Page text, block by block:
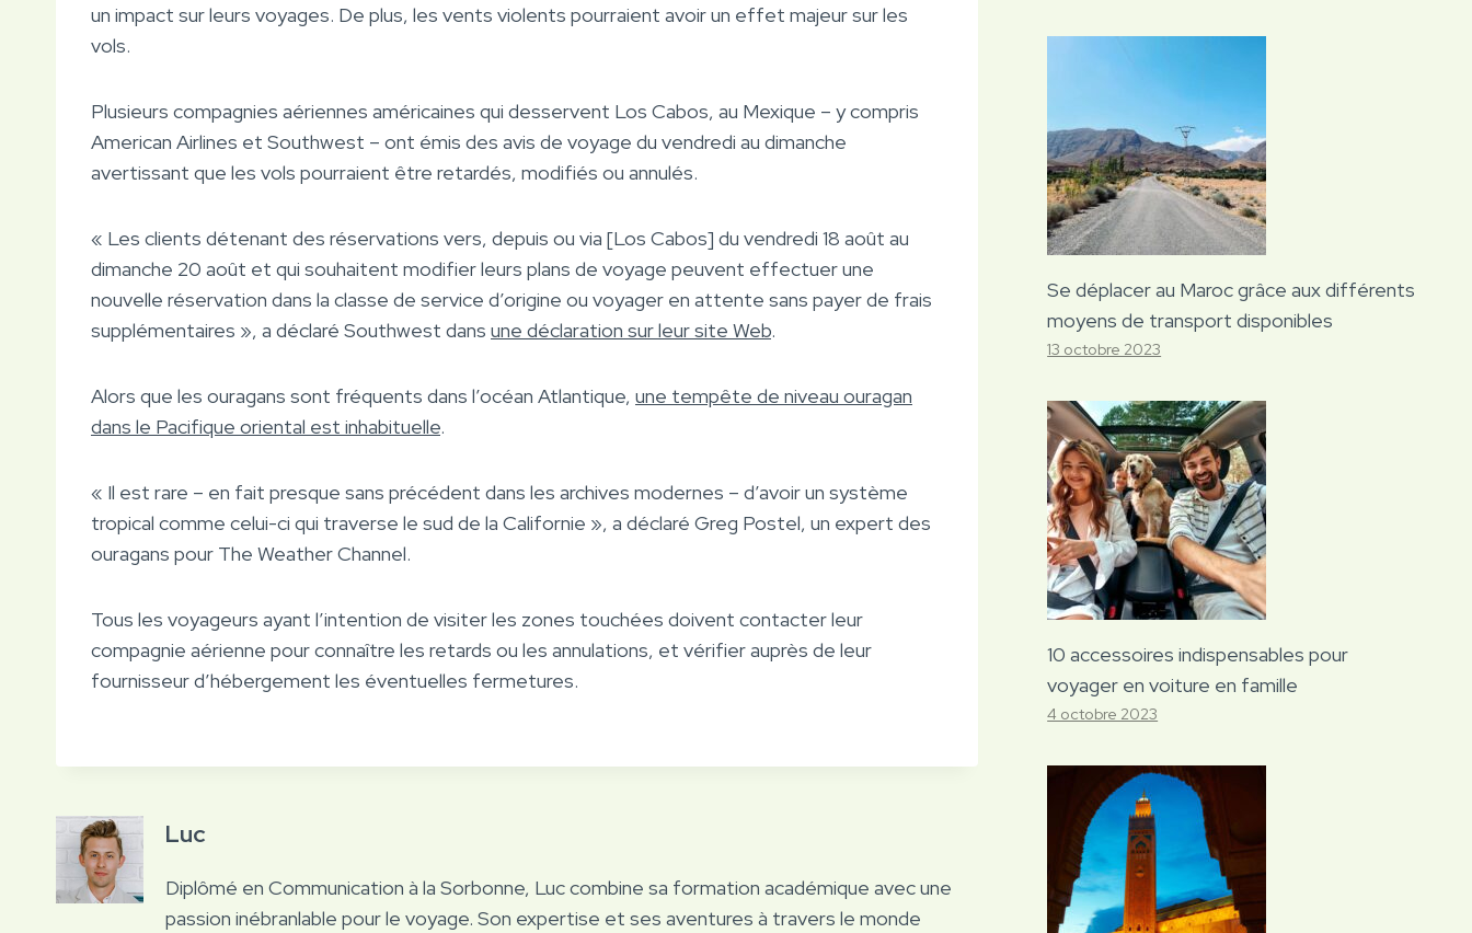
un impact sur leurs voyages. De plus, les vents violents pourraient avoir un effet majeur sur les
vols.
Plusieurs compagnies aériennes américaines qui desservent Los Cabos, au Mexique – y compris
American Airlines et Southwest – ont émis des avis de voyage du vendredi au dimanche
avertissant que les vols pourraient être retardés, modifiés ou annulés.
« Les clients détenant des réservations vers, depuis ou via [Los Cabos] du vendredi 18 août au
dimanche 20 août et qui souhaitent modifier leurs plans de voyage peuvent effectuer une
nouvelle réservation dans la classe de service d’origine ou voyager en attente sans payer de frais
supplémentaires », a déclaré Southwest dans une déclaration sur leur site Web.
Alors que les ouragans sont fréquents dans l’océan Atlantique, une tempête de niveau ouragan
dans le Pacifique oriental est inhabituelle.
« Il est rare – en fait presque sans précédent dans les archives modernes – d’avoir un système
tropical comme celui-ci qui traverse le sud de la Californie », a déclaré Greg Postel, un expert des
ouragans pour The Weather Channel.
Tous les voyageurs ayant l’intention de visiter les zones touchées doivent contacter leur
compagnie aérienne pour connaître les retards ou les annulations, et vérifier auprès de leur
fournisseur d’hébergement les éventuelles fermetures.
Luc
Diplômé en Communication à la Sorbonne, Luc combine sa formation académique avec une
passion inébranlable pour le voyage. Son expertise et ses aventures à travers le monde
Se déplacer au Maroc grâce aux différents
moyens de transport disponibles
13 octobre 2023
10 accessoires indispensables pour
voyager en voiture en famille
4 octobre 2023